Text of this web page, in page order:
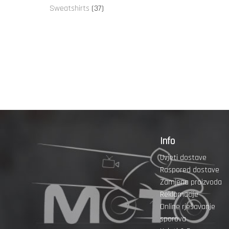
proizvoda
Sweatshirts 3737
Info
Uvjeti dostave
Raspored dostave
Zamjena proizvoda
Reklamacije
Online rješavanje
sporova